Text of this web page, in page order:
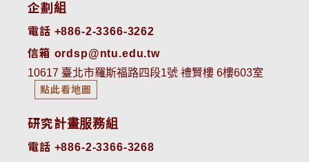
企劃組
電話 +886-2-3366-3262
信箱 ordsp@ntu.edu.tw
10617 臺北市羅斯福路四段1號 禮賢樓 6樓603室
點此看地圖
研究計畫服務組
電話 +886-2-3366-3268